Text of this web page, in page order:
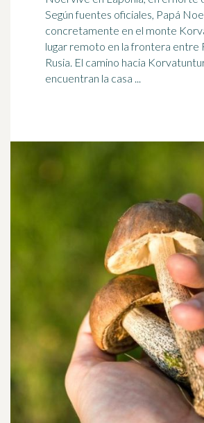
Según fuentes oficiales, Papá
concretamente en el monte
lugar remoto en la frontera entre
Rusia. El camino hacia Korvatunturi, donde se
encuentran la casa ...